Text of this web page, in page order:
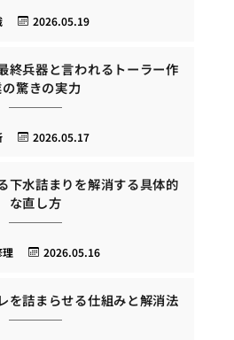
2026.05.19
終兵器と言われるトーラー作
驚きの実力
2026.05.17
下水詰まりを解消する具体的
な直し方
2026.05.16
理
を詰まらせる仕組みと解消法